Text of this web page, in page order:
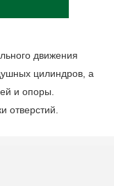
движения
цилиндров, а
и опоры.
отверстий.